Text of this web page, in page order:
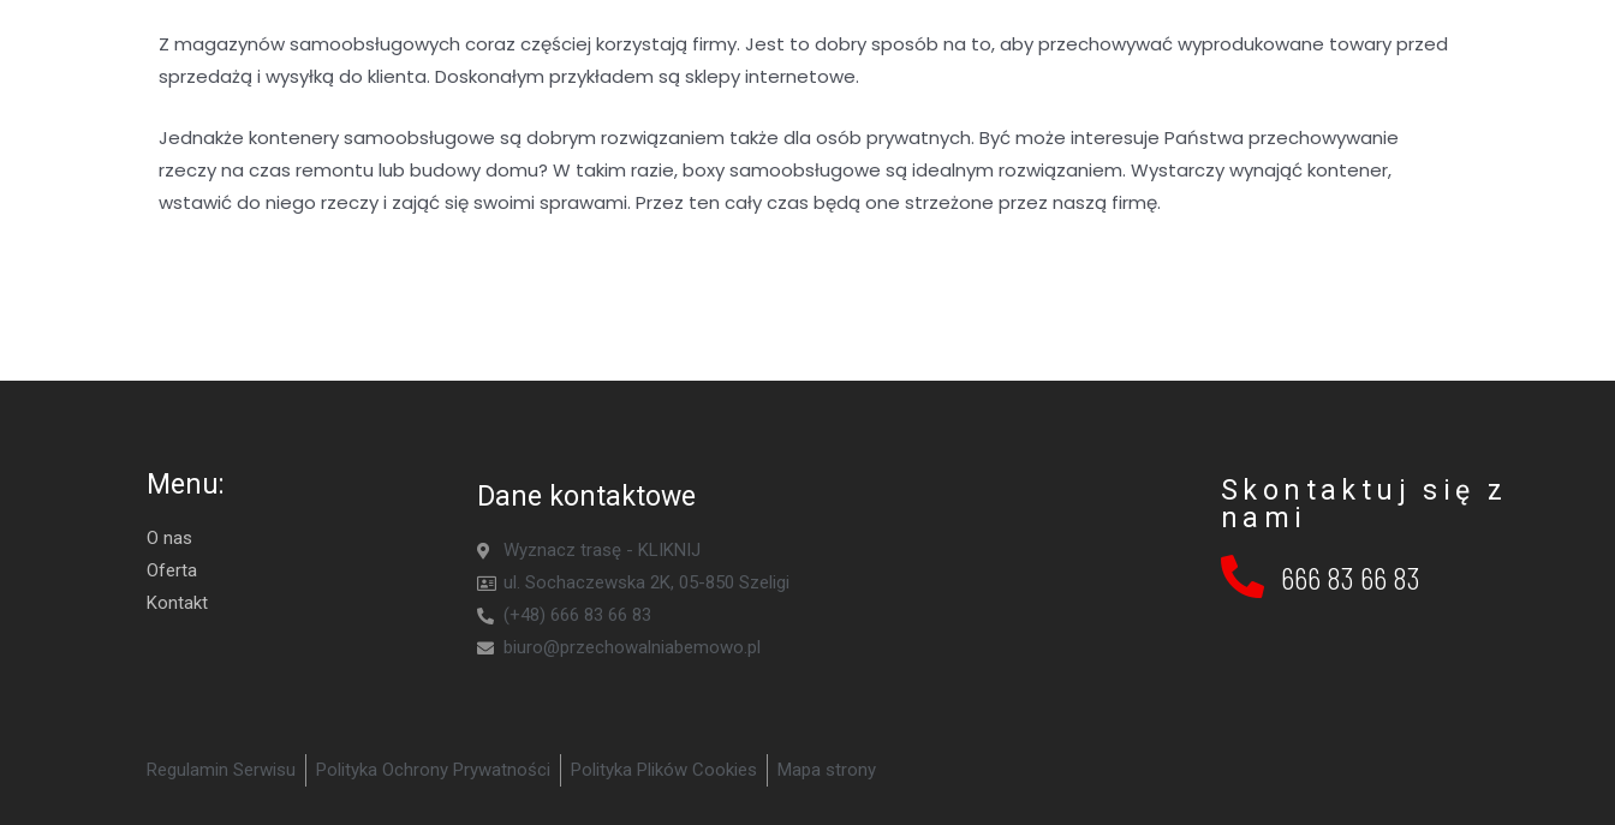
Z magazynów samoobsługowych coraz częściej korzystają firmy. Jest to dobry sposób na to, aby przechowywać wyprodukowane towary przed
sprzedażą i wysyłką do klienta. Doskonałym przykładem są sklepy internetowe.
Jednakże kontenery samoobsługowe są dobrym rozwiązaniem także dla osób prywatnych. Być może interesuje Państwa przechowywanie
rzeczy na czas remontu lub budowy domu? W takim razie, boxy samoobsługowe są idealnym rozwiązaniem. Wystarczy wynająć kontener,
wstawić do niego rzeczy i zająć się swoimi sprawami. Przez ten cały czas będą one strzeżone przez naszą firmę.
Menu:
O nas
Oferta
Kontakt
Dane kontaktowe
Wyznacz trasę - KLIKNIJ
ul. Sochaczewska 2K, 05-850 Szeligi
(+48) 666 83 66 83
biuro@przechowalniabemowo.pl
Regulamin Serwisu Polityka Ochrony Prywatności Polityka Plików Cookies Mapa strony
Skontaktuj się z
nami
666 83 66 83